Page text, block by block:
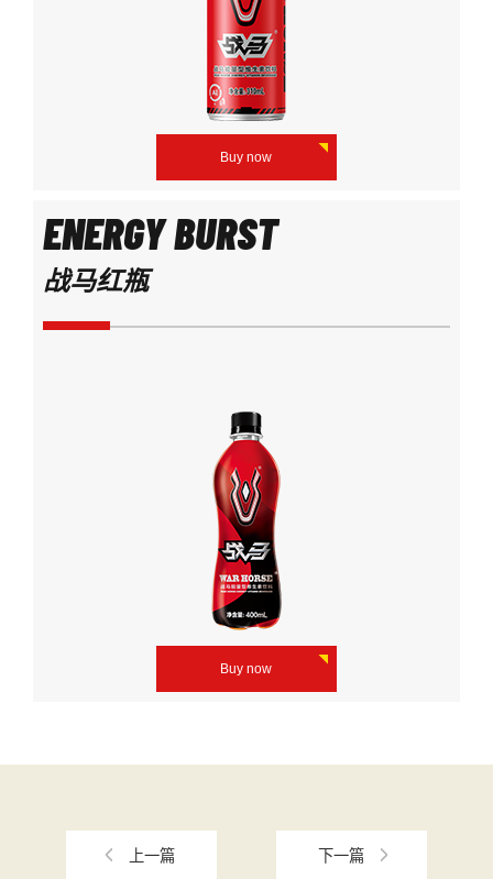
Buy now
ENERGY BURST
战马红瓶
Buy now
上一篇 下一篇